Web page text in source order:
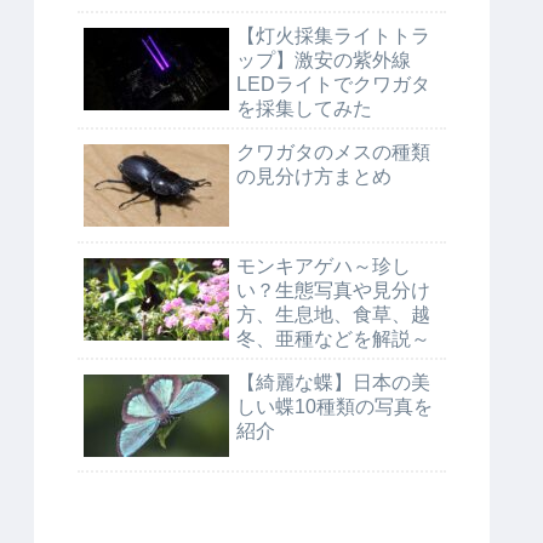
【灯火採集ライトトラ
ップ】激安の紫外線
LEDライトでクワガタ
を採集してみた
クワガタのメスの種類
の見分け方まとめ
モンキアゲハ～珍し
い？生態写真や見分け
方、生息地、食草、越
冬、亜種などを解説～
【綺麗な蝶】日本の美
しい蝶10種類の写真を
紹介